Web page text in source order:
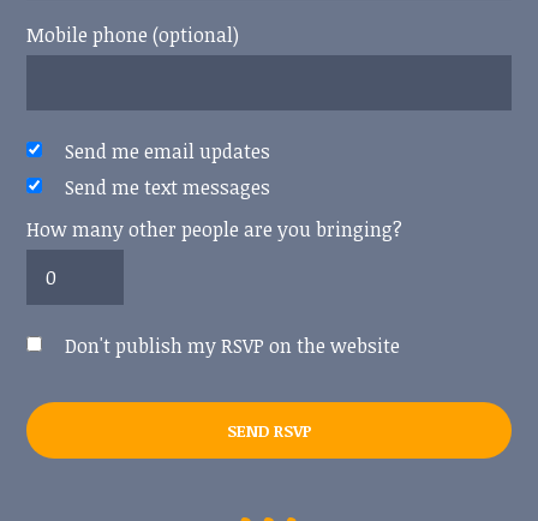
Mobile phone (optional)
Send me email updates
Send me text messages
How many other people are you bringing?
Don't publish my RSVP on the website